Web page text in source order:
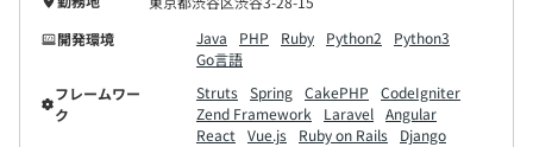
開発環境
Java PHP Ruby Python2
Python3
Go言語
フレームワー
ク
Struts Spring CakePHP
CodeIgniter
Zend Framework
Laravel Angular
React
Vue.js Ruby on Rails Django